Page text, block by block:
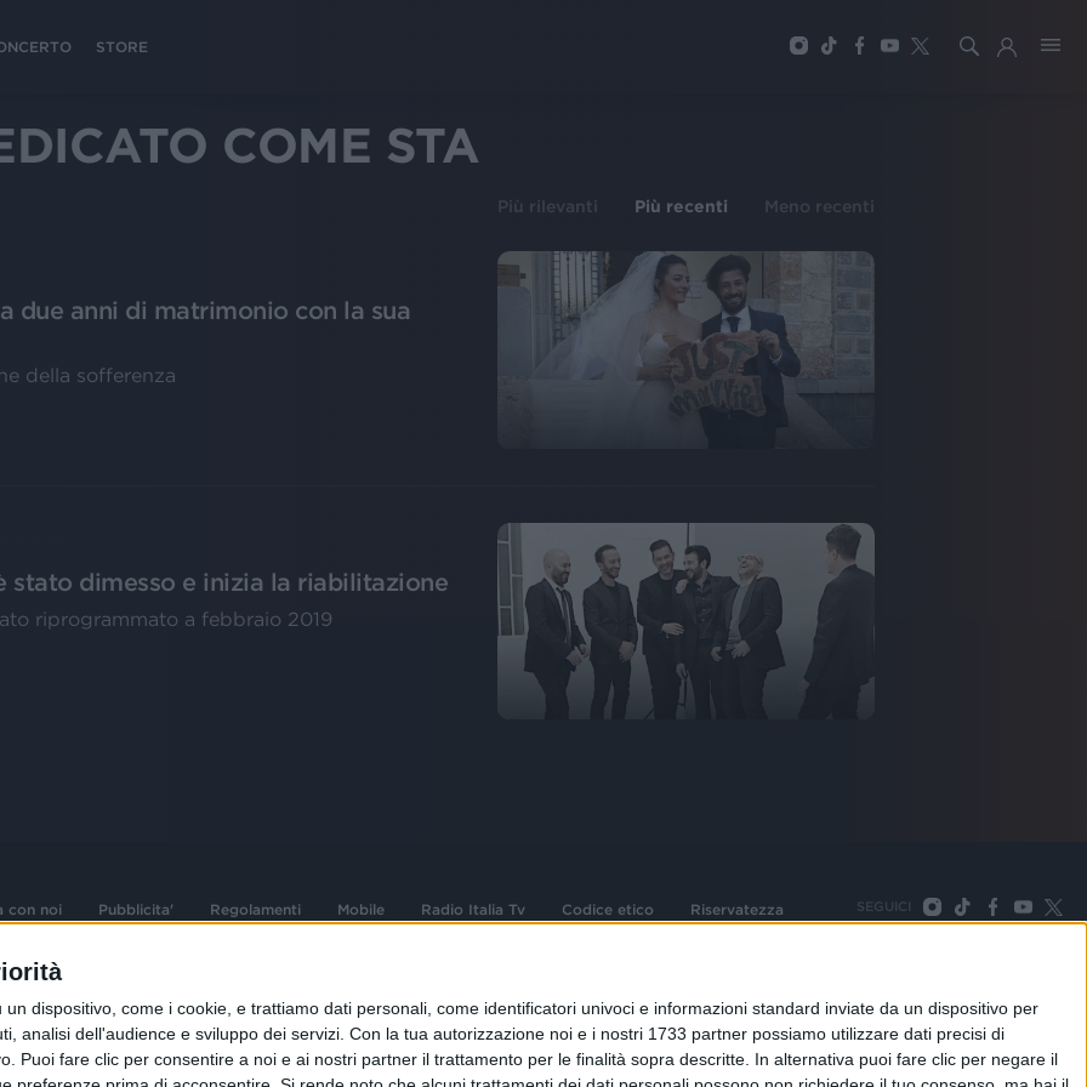
dispositivo, come i cookie, e trattiamo dati personali, come identificatori univoci e informazioni standard inviate da un dispositivo per
analisi dell'audience e sviluppo dei servizi. Con la tua autorizzazione noi e i nostri 1733 partner possiamo utilizzare dati precisi di
Puoi fare clic per consentire a noi e ai nostri partner il trattamento per le finalità sopra descritte. In alternativa puoi fare clic per negare il
STORE
COME STA
Più rilevanti Più recenti Meno recenti
due anni di matrimonio con la sua
della sofferenza
stato dimesso e inizia la riabilitazione
riprogrammato a febbraio 2019
con noi Pubblicita' Regolamenti Mobile Radio Italia Tv Codice etico Riservatezza SEGUICI
dell'ingegno
d'autore e dei diritti
e n° iscrizione
Sede Amministrativa: Viale Europa 49, 20093 Cologno Monzese (Mi) |Tel. +39 02 254441 | Fax +39
02 25444220
Sede Legale: Via Savona 97, 20144 Milano
TORNA SU